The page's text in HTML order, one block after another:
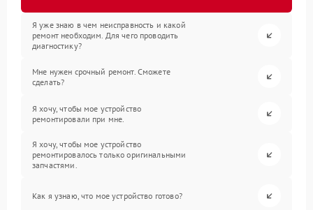
Я уже знаю в чем неисправность и какой
ремонт необходим. Для чего проводить
диагностику?
Мне нужен срочный ремонт. Сможете
сделать?
Я хочу, чтобы мое устройство
ремонтировали при мне.
Я хочу, чтобы мое устройство
ремонтировалось только оригинальными
запчастями.
Как я узнаю, что мое устройство готово?